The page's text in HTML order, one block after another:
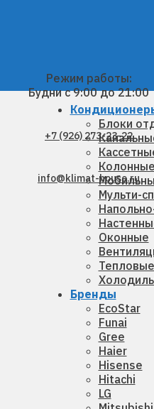
Режим работы:
Будни с 9:00 до 21:00
+7 (926) 273-23-22
info@klimat-house.ru
Блоки
Колонные
Мульти-
Оконные
Бренды
EcoStar
Funai
Gree
Haier
Hisense
Hitachi
LG